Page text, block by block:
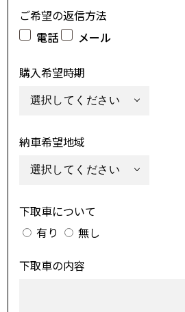
ご希望の返信方法
電話
メール
購入希望時期
納車希望地域
下取車について
有り
無し
下取車の内容